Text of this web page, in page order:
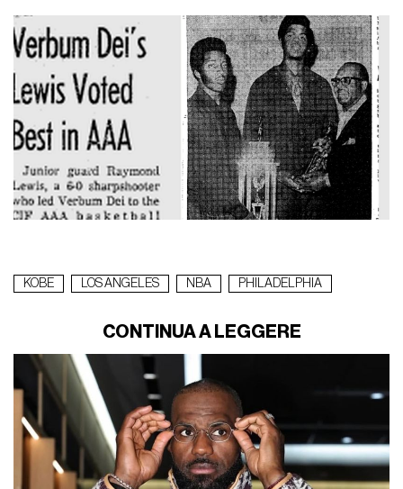
KOBE LOS ANGELES NBA PHILADELPHIA
CONTINUA A LEGGERE